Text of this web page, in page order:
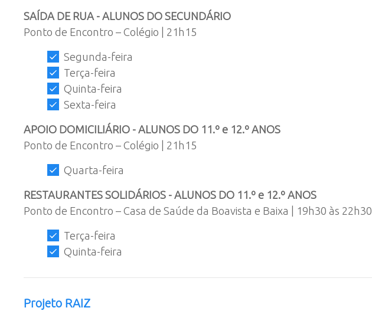
SAÍDA DE RUA - ALUNOS DO SECUNDÁRIO
Ponto de Encontro – Colégio | 21h15
Segunda-feira
Terça-feira
Quinta-feira
Sexta-feira
APOIO DOMICILIÁRIO - ALUNOS DO 11.º e 12.º ANOS
Ponto de Encontro – Colégio | 21h15
Quarta-feira
RESTAURANTES SOLIDÁRIOS - ALUNOS DO 11.º e 12.º ANOS
Ponto de Encontro – Casa de Saúde da Boavista e Baixa | 19h30 às 22h30
Terça-feira
Quinta-feira
Projeto RAIZ